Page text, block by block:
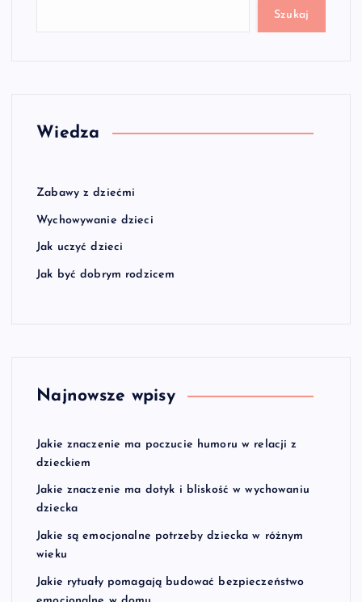
Szukaj
Wiedza
Zabawy z dziećmi
Wychowywanie dzieci
Jak uczyć dzieci
Jak być dobrym rodzicem
Najnowsze wpisy
Jakie znaczenie ma poczucie humoru w relacji z
dzieckiem
Jakie znaczenie ma dotyk i bliskość w wychowaniu
dziecka
Jakie są emocjonalne potrzeby dziecka w różnym
wieku
Jakie rytuały pomagają budować bezpieczeństwo